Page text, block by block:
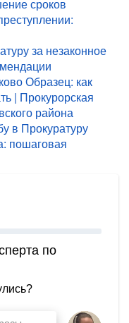
сроков
за незаконное
Образец: как
| Прокурорская
района
в Прокуратуру
пошаговая